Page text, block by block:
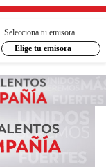
Selecciona tu emisora
Elige tu emisora